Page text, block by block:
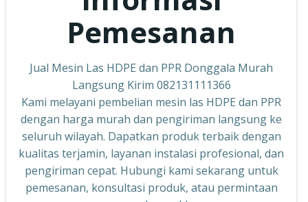
Pemesanan
Jual Mesin Las HDPE dan PPR Donggala Murah
Langsung Kirim 082131111366
Kami melayani pembelian mesin las HDPE dan PPR
dengan harga murah dan pengiriman langsung ke
seluruh wilayah. Dapatkan produk terbaik dengan
kualitas terjamin, layanan instalasi profesional, dan
pengiriman cepat. Hubungi kami sekarang untuk
pemesanan, konsultasi produk, atau permintaan